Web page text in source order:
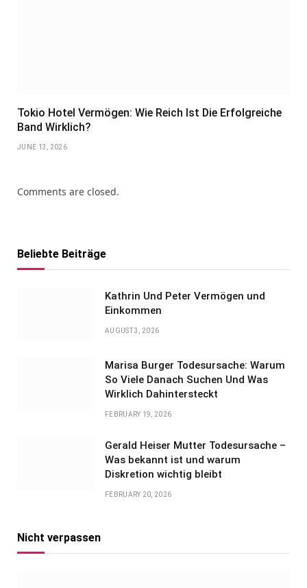
Tokio Hotel Vermögen: Wie Reich Ist Die Erfolgreiche
Band Wirklich?
JUNE 13, 2026
Comments are closed.
Beliebte Beiträge
Kathrin Und Peter Vermögen und
Einkommen
AUGUST 3, 2026
Marisa Burger Todesursache: Warum
So Viele Danach Suchen Und Was
Wirklich Dahintersteckt
FEBRUARY 19, 2026
Gerald Heiser Mutter Todesursache –
Was bekannt ist und warum
Diskretion wichtig bleibt
FEBRUARY 20, 2026
Nicht verpassen